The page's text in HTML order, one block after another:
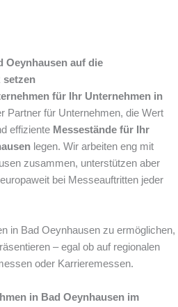
Oeynhausen auf die
setzen
für Ihr Unternehmen in
Partner für Unternehmen, die Wert
effiziente Messestände für Ihr
legen. Wir arbeiten eng mit
zusammen, unterstützen aber
bei Messeauftritten jeder
in Bad Oeynhausen zu ermöglichen,
– egal ob auf regionalen
oder Karrieremessen.
in Bad Oeynhausen im